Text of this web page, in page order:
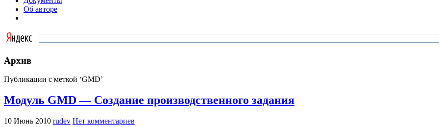
Об авторе
Архив
Публикации с меткой ‘GMD’
Модуль GMD — Создание производственного задания
10 Июнь 2010 rudev Нет комментариев